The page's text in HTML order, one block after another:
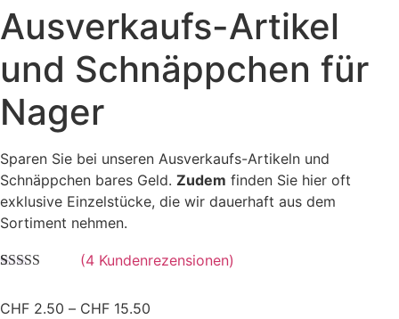
Ausverkaufs-Artikel
und Schnäppchen für
Nager
Sparen Sie bei unseren Ausverkaufs-Artikeln und
Schnäppchen bares Geld. Zudem finden Sie hier oft
exklusive Einzelstücke, die wir dauerhaft aus dem
Sortiment nehmen.
basierend auf
(4 Kundenrezensionen)
CHF 2.50 – CHF 15.50